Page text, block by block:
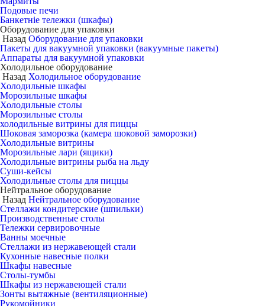
Подовые печи
Банкетніе тележки (шкафы)
Оборудование для упаковки
Назад Оборудование для упаковки
Пакеты для вакуумной упаковки (вакуумные пакеты)
Аппараты для вакуумной упаковки
Холодильное оборудование
Назад Холодильное оборудование
Холодильные шкафы
Морозильные шкафы
Холодильные столы
Морозильные столы
холодильные витрины для пиццы
Шоковая заморозка (камера шоковой заморозки)
Холодильные витрины
Морозильные лари (ящики)
Холодильные витрины рыба на льду
Суши-кейсы
Холодильные столы для пиццы
Нейтральное оборудование
Назад Нейтральное оборудование
Стеллажи кондитерские (шпильки)
Производственные столы
Тележки сервировочные
Ванны моечные
Стеллажи из нержавеющей стали
Кухонные навесные полки
Шкафы навесные
Столы-тумбы
Шкафы из нержавеющей стали
Зонты вытяжные (вентиляционные)
Рукомойники